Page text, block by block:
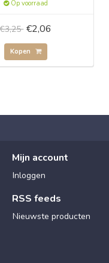
Op voorraad
€3,25 €2,06
Kopen
Mijn account
Inloggen
RSS feeds
Nieuwste producten